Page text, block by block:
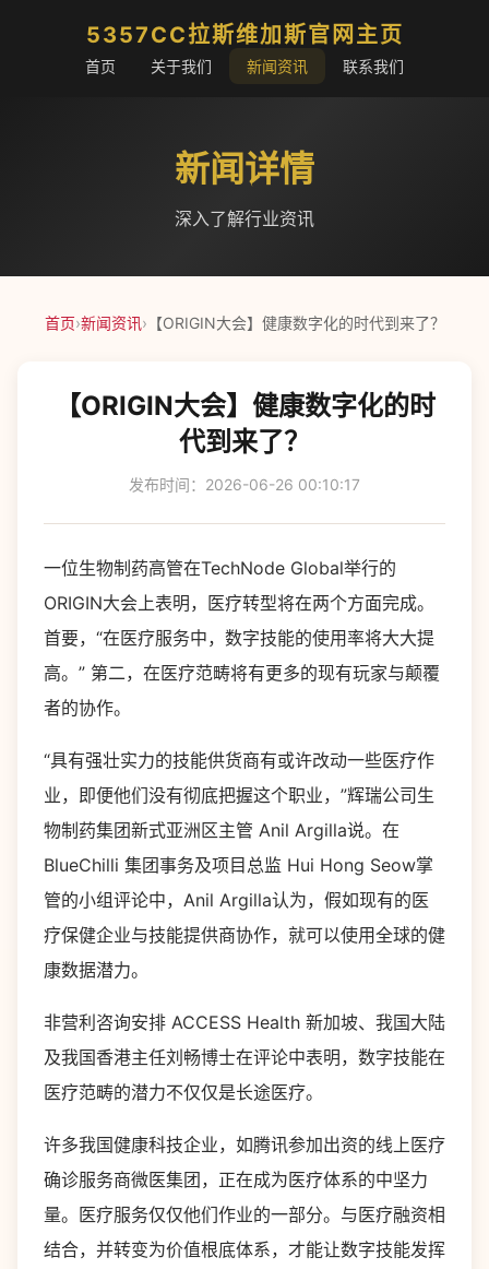
5357CC拉斯维加斯官网主页
首页 关于我们 新闻资讯 联系我们
新闻详情
深入了解行业资讯
首页›新闻资讯› 【ORIGIN大会】健康数字化的时代到来了？
【ORIGIN大会】健康数字化的时
代到来了？
发布时间：2026-06-26 00:10:17
一位生物制药高管在TechNode Global举行的
ORIGIN大会上表明，医疗转型将在两个方面完成。
首要，“在医疗服务中，数字技能的使用率将大大提
高。” 第二，在医疗范畴将有更多的现有玩家与颠覆
者的协作。
“具有强壮实力的技能供货商有或许改动一些医疗作
业，即便他们没有彻底把握这个职业，”辉瑞公司生
物制药集团新式亚洲区主管 Anil Argilla说。在
BlueChilli 集团事务及项目总监 Hui Hong Seow掌
管的小组评论中，Anil Argilla认为，假如现有的医
疗保健企业与技能提供商协作，就可以使用全球的健
康数据潜力。
非营利咨询安排 ACCESS Health 新加坡、我国大陆
及我国香港主任刘畅博士在评论中表明，数字技能在
医疗范畴的潜力不仅仅是长途医疗。
许多我国健康科技企业，如腾讯参加出资的线上医疗
确诊服务商微医集团，正在成为医疗体系的中坚力
量。医疗服务仅仅他们作业的一部分。与医疗融资相
结合，并转变为价值根底体系，才能让数字技能发挥